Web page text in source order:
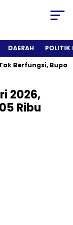
DAERAH
POLITIK
Berfungsi,
2026,
Ribu